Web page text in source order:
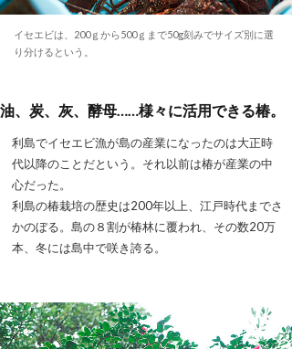
イセエビは、200ｇから500ｇまで50g刻みでサイズ別に選
り分けるという。
油、炭、灰、酵母……様々に活用できる椿。
利島でイセエビ漁が島の産業になったのは大正時
代以降のことだという。それ以前は椿が産業の中
心だった。
利島の椿栽培の歴史は200年以上、江戸時代までさ
かのぼる。島の８割が椿林に覆われ、その数20万
本、冬には島中で咲き誇る。